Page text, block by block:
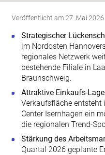
Veröffentlicht am27. Mai 2026
Strategischer
im Nordosten
regionales Netzwerk
bestehende Filiale in
Braunschweig.
Attraktive Einkaufs-
Verkaufsfläche entsteht
Center Isernhagen ein
die regionalen Trend-
Stärkung des
Quartal 2026 geplante